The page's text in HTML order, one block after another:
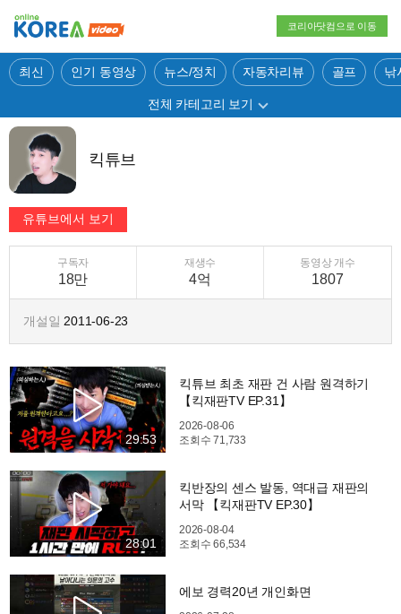
코리아닷컴으로 이동
최신 인기 동영상 뉴스/정치 자동차리뷰 골프 낚
전체 카테고리 보기
킥튜브
구독자
18만
재생수
4억
동영상 개수
1807
개설일 2011-06-23
29:53
킥튜브 최초 재판 건 사람 원격하기
【킥재판TV EP.31】
2026-08-06
조회수71,733
28:01
킥반장의 센스 발동, 역대급 재판의
서막 【킥재판TV EP.30】
2026-08-04
조회수66,534
에보 경력20년 개인화면